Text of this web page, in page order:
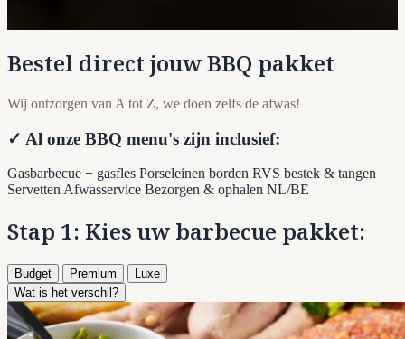
Bestel direct jouw BBQ pakket
Wij ontzorgen van A tot Z, we doen zelfs de afwas!
✓ Al onze BBQ menu's zijn inclusief:
Gasbarbecue + gasfles Porseleinen borden RVS bestek & tangen
ServettenAfwasservice Bezorgen & ophalen NL/BE
Stap 1: Kies uw barbecue pakket:
Budget Premium
Luxe
Wat is het verschil?